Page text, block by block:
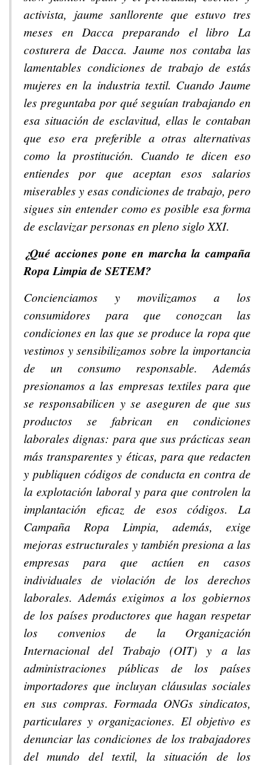
activista, jaume sanllorente que estuvo tres
meses en Dacca preparando el libro La
costurera de Dacca. Jaume nos contaba las
lamentables condiciones de trabajo de estás
mujeres en la industria textil. Cuando Jaume
les preguntaba por qué seguían trabajando en
esa situación de esclavitud, ellas le contaban
que eso era preferible a otras alternativas
como la prostitución. Cuando te dicen eso
entiendes por que aceptan esos salarios
miserables y esas condiciones de trabajo, pero
sigues sin entender como es posible esa forma
de esclavizar personas en pleno siglo XXI.
¿Qué acciones pone en marcha la campaña
Ropa Limpia de SETEM?
Concienciamos y movilizamos a los
consumidores para que conozcan las
condiciones en las que se produce la ropa que
vestimos y sensibilizamos sobre la importancia
de un consumo responsable. Además
presionamos a las empresas textiles para que
se responsabilicen y se aseguren de que sus
productos se fabrican en condiciones
laborales dignas: para que sus prácticas sean
más transparentes y éticas, para que redacten
y publiquen códigos de conducta en contra de
la explotación laboral y para que controlen la
implantación eficaz de esos códigos. La
Campaña Ropa Limpia, además, exige
mejoras estructurales y también presiona a las
empresas para que actúen en casos
individuales de violación de los derechos
laborales. Además exigimos a los gobiernos
de los países productores que hagan respetar
los convenios de la Organización
Internacional del Trabajo (OIT) y a las
administraciones públicas de los países
importadores que incluyan cláusulas sociales
en sus compras. Formada ONGs sindicatos,
particulares y organizaciones. El objetivo es
denunciar las condiciones de los trabajadores
del mundo del textil, la situación de los